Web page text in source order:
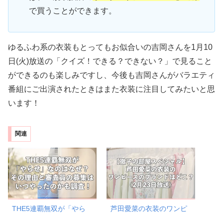
で買うことができます。
ゆるふわ系の衣装もとってもお似合いの吉岡さんを1月10
日(火)放送の「クイズ！できる？できない？」で見ること
ができるのも楽しみですし、今後も吉岡さんがバラエティ
番組にご出演されたときはまた衣装に注目してみたいと思
います！
関連
THE5連覇無双が「やら
芦田愛菜の衣装のワンピ